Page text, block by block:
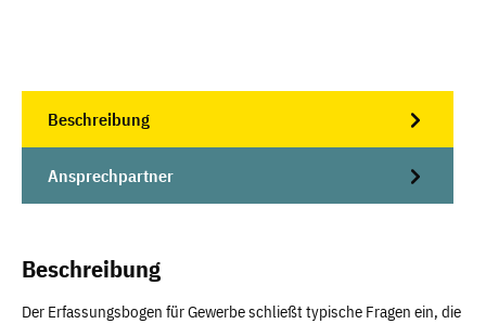
Beschreibung
Ansprechpartner
Beschreibung
Der Erfassungsbogen für Gewerbe schließt typische Fragen ein, die